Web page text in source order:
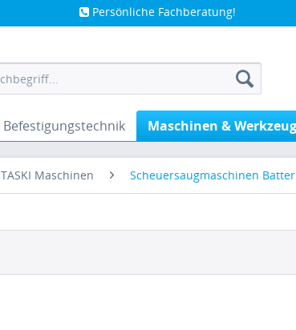
Persönliche Fachberatung!
Befestigungstechnik Maschinen &
TASKI Maschinen Scheuersaugmaschinen